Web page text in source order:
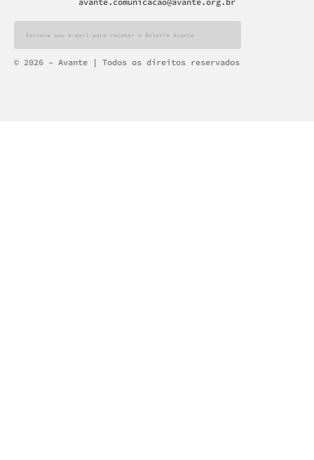
Alternative:
© 2026 – Avante | Todos os direitos reservados